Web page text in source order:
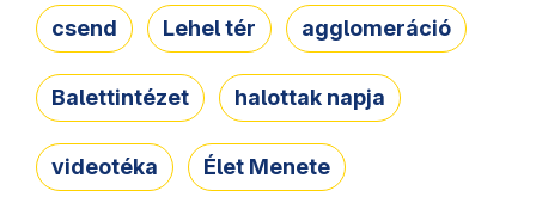
csend Lehel tér agglomeráció
Balettintézet halottak napja
videotéka Élet Menete